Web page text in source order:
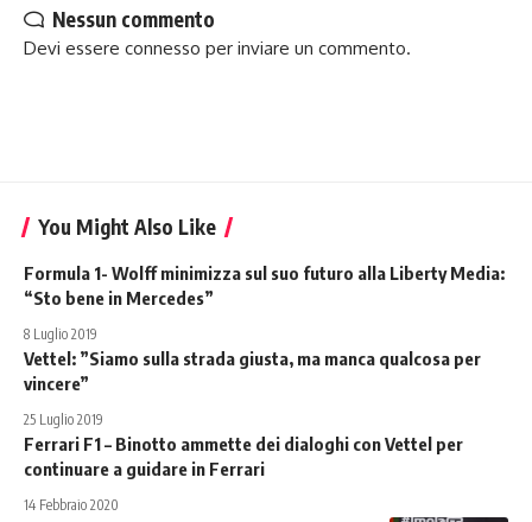
Nessun commento
Devi essere connesso per inviare un commento.
You Might Also Like
Formula 1- Wolff minimizza sul suo futuro alla Liberty Media:
“Sto bene in Mercedes”
8 Luglio 2019
Vettel: ”Siamo sulla strada giusta, ma manca qualcosa per
vincere”
25 Luglio 2019
Ferrari F1 – Binotto ammette dei dialoghi con Vettel per
continuare a guidare in Ferrari
14 Febbraio 2020